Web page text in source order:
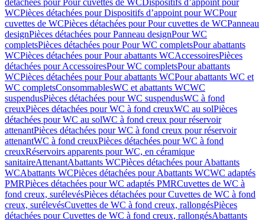
détachées pour Pour cuvettes de WCDispositifs d’appoint pour
WCPièces détachées pour Dispositifs d’appoint pour WCPour
cuvettes de WCPièces détachées pour Pour cuvettes de WCPanneau
designPièces détachées pour Panneau designPour WC
completsPièces détachées pour Pour WC completsPour abattants
WCPièces détachées pour Pour abattants WCAccessoiresPièces
détachées pour AccessoiresPour WC completsPour abattants
WCPièces détachées pour Pour abattants WCPour abattants WC et
WC completsConsommablesWC et abattants WCWC
suspendusPièces détachées pour WC suspendusWC à fond
creuxPièces détachées pour WC à fond creuxWC au solPièces
détachées pour WC au solWC à fond creux pour réservoir
attenantPièces détachées pour WC à fond creux pour réservoir
attenantWC à fond creuxPièces détachées pour WC à fond
creuxRéservoirs apparents pour WC, en céramique
sanitaireAttenantAbattants WCPièces détachées pour Abattants
WCAbattants WCPièces détachées pour Abattants WCWC adaptés
PMRPièces détachées pour WC adaptés PMRCuvettes de WC à
fond creux, surélevésPièces détachées pour Cuvettes de WC à fond
creux, surélevésCuvettes de WC à fond creux, rallongésPièces
détachées pour Cuvettes de WC à fond creux, rallongésAbattants